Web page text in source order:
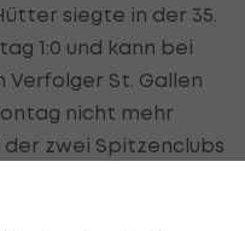
siegte in der 35.
1:0 und kann bei
Verfolger St. Gallen
nicht mehr
zwei Spitzenclubs